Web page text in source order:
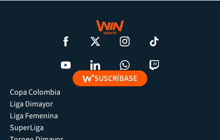
SUSCRÍBASE
Copa Colombia
Liga Dimayor
Liga Femenina
SuperLiga